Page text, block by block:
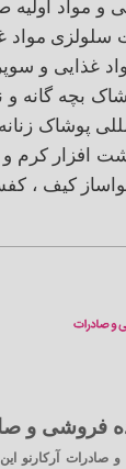
مواد اولیه
سلولزی مواد
غذایی و
بچه گانه و
پوشاک زنانه
افزار کرم
کیف ،
فروشی و
صادرات آرکارنو